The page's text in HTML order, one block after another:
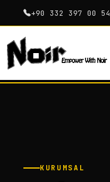
+90 332 397 00 54
KURUMSAL